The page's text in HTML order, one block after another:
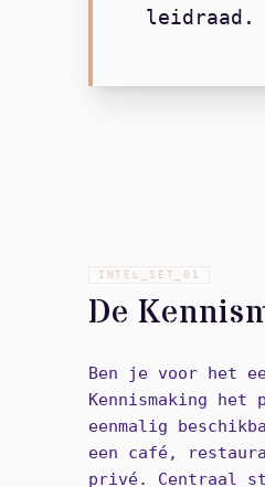
leidraad.
INTEL_SET_ 01
De
Ben je voor het
Kennismaking
eenmalig
een café,
privé. Centraal